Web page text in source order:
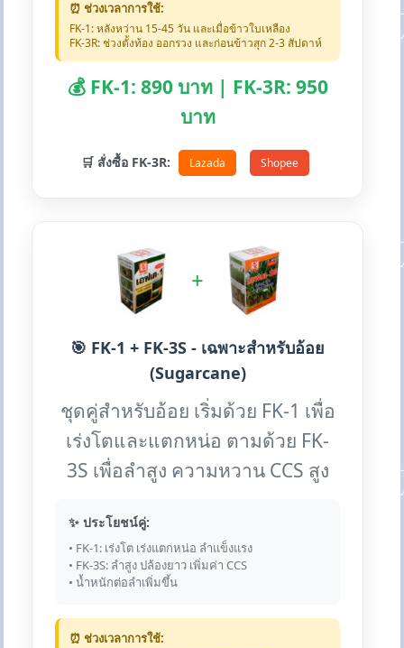
⏰ ช่วงเวลาการใช้:
FK-1: หลังหว่าน 15-45 วัน และเมื่อข้าวใบเหลือง
FK-3R: ช่วงตั้งท้อง ออกรวง และก่อนข้าวสุก 2-3 สัปดาห์
💰 FK-1: 890 บาท | FK-3R: 950
บาท
🛒 สั่งซื้อ FK-3R: Lazada Shopee
+
🎯 FK-1 + FK-3S - เฉพาะสำหรับอ้อย
(Sugarcane)
ชุดคู่สำหรับอ้อย เริ่มด้วย FK-1 เพื่อ
เร่งโตและแตกหน่อ ตามด้วย FK-
3S เพื่อลำสูง ความหวาน CCS สูง
✨ ประโยชน์คู่:
• FK-1: เร่งโต เร่งแตกหน่อ ลำแข็งแรง
• FK-3S: ลำสูง ปล้องยาว เพิ่มค่า CCS
• น้ำหนักต่อลำเพิ่มขึ้น
⏰ ช่วงเวลาการใช้: